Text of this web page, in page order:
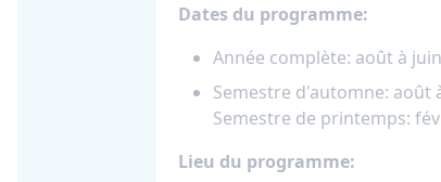
Dates du programme:
Année complète: août à juin
Semestre d'automne: août
Semestre de printemps:
Lieu du programme: